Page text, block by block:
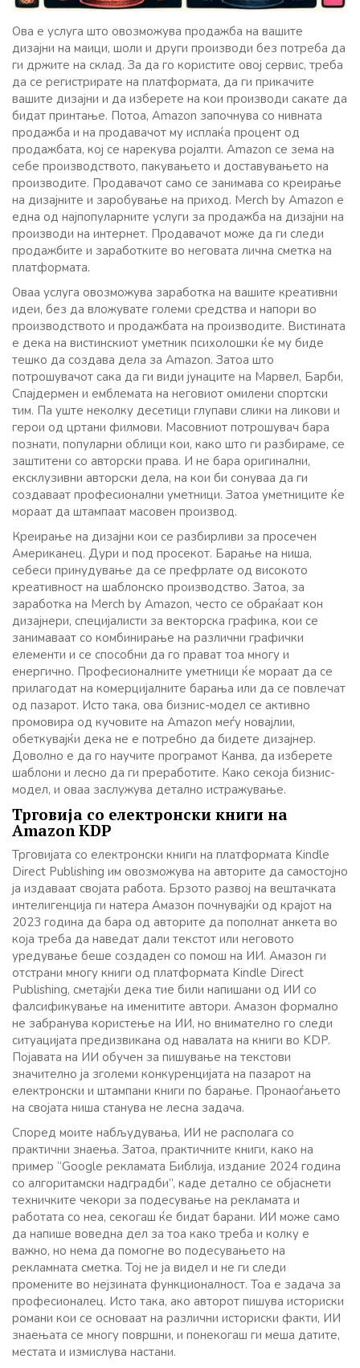
Ова е услуга што овозможува продажба на вашите
дизајни на маици, шоли и други производи без потреба да
ги држите на склад. За да го користите овој сервис, треба
да се регистрирате на платформата, да ги прикачите
вашите дизајни и да изберете на кои производи сакате да
бидат принтање. Потоа, Amazon започнува со нивната
продажба и на продавачот му исплаќа процент од
продажбата, кој се нарекува ројалти. Amazon се зема на
себе производството, пакувањето и доставувањето на
производите. Продавачот само се занимава со креирање
на дизајните и заробување на приход. Merch by Amazon е
една од најпопуларните услуги за продажба на дизајни на
производи на интернет. Продавачот може да ги следи
продажбите и заработките во неговата лична сметка на
платформата.
Оваа услуга овозможува заработка на вашите креативни
идеи, без да вложувате големи средства и напори во
производството и продажбата на производите. Вистината
е дека на вистинскиот уметник психолошки ќе му биде
тешко да создава дела за Amazon. Затоа што
потрошувачот сака да ги види јунаците на Марвел, Барби,
Спајдермен и емблемата на неговиот омилени спортски
тим. Па уште неколку десетици глупави слики на ликови и
герои од цртани филмови. Масовниот потрошувач бара
познати, популарни облици кои, како што ги разбираме, се
заштитени со авторски права. И не бара оригинални,
ексклузивни авторски дела, на кои би сонуваа да ги
создаваат професионални уметници. Затоа уметниците ќе
мораат да штампаат масовен производ.
Креирање на дизајни кои се разбирливи за просечен
Американец. Дури и под просекот. Барање на ниша,
себеси принудување да се префрлате од високото
креативност на шаблонско производство. Затоа, за
заработка на Merch by Amazon, често се обраќаат кон
дизајнери, специјалисти за векторска графика, кои се
занимаваат со комбинирање на различни графички
елементи и се способни да го прават тоа многу и
енергично. Професионалните уметници ќе мораат да се
прилагодат на комерцијалните барања или да се повлечат
од пазарот. Исто така, ова бизнис-модел се активно
промовира од кучовите на Amazon меѓу новајлии,
обеткувајќи дека не е потребно да бидете дизајнер.
Доволно е да го научите програмот Канва, да изберете
шаблони и лесно да ги преработите. Како секоја бизнис-
модел, и оваа заслужува детално истражување.
Трговија со електронски книги на
Amazon KDP
Трговијата со електронски книги на платформата Kindle
Direct Publishing им овозможува на авторите да самостојно
ја издаваат својата работа. Брзото развој на вештачката
интелигенција ги натера Амазон почнувајќи од крајот на
2023 година да бара од авторите да пополнат анкета во
која треба да наведат дали текстот или неговото
уредување беше создаден со помош на ИИ. Амазон ги
отстрани многу книги од платформата Kindle Direct
Publishing, сметајќи дека тие били напишани од ИИ со
фалсификување на именитите автори. Амазон формално
не забранува користење на ИИ, но внимателно го следи
ситуацијата предизвикана од навалата на книги во KDP.
Појавата на ИИ обучен за пишување на текстови
значително ја зголеми конкуренцијата на пазарот на
електронски и штампани книги по барање. Пронаоѓањето
на својата ниша станува не лесна задача.
Според моите набљудувања, ИИ не располага со
практични знаења. Затоа, практичните книги, како на
пример “Google рекламата Библија, издание 2024 година
со алгоритамски надградби”, каде детално се објаснети
техничките чекори за подесување на рекламата и
работата со неа, секогаш ќе бидат барани. ИИ може само
да напише воведна дел за тоа како треба и колку е
важно, но нема да помогне во подесувањето на
рекламната сметка. Тој не ја видел и не ги следи
промените во нејзината функционалност. Тоа е задача за
професионалец. Исто така, ако авторот пишува историски
романи кои се основаат на различни историски факти, ИИ
знаењата се многу површни, и понекогаш ги меша датите,
местата и измислува настани.